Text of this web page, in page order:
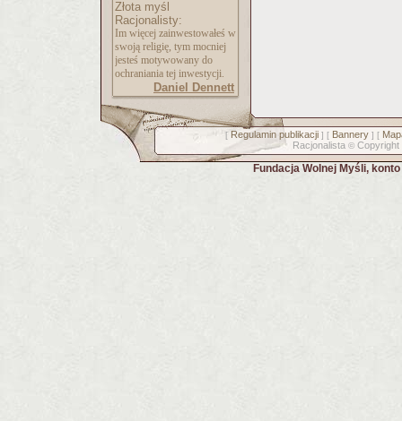
Złota myśl
Racjonalisty:
Im więcej zainwestowałeś w
swoją religię, tym mocniej
jesteś motywowany do
ochraniania tej inwestycji.
Daniel Dennett
[ Regulamin publikacji] [ Bannery] [
Racjonalista © Copyright
Fundacja Wolnej Myśli,